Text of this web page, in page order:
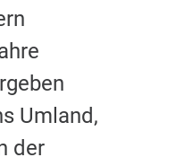
Umland,
der